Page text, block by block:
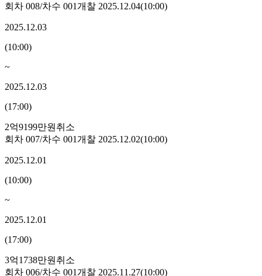
회차 008/차수 001개찰 2025.12.04(10:00)
2025.12.03
(10:00)
~
2025.12.03
(17:00)
2억9199만원 취소
회차 007/차수 001개찰 2025.12.02(10:00)
2025.12.01
(10:00)
~
2025.12.01
(17:00)
3억1738만원 취소
회차 006/차수 001개찰 2025.11.27(10:00)